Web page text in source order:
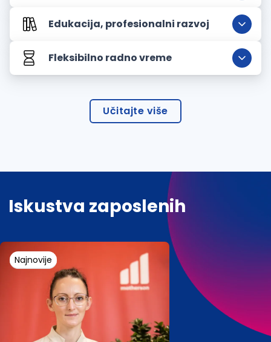
Edukacija, profesionalni razvoj
Fleksibilno radno vreme
Učitajte više
Iskustva zaposlenih
Najnovije